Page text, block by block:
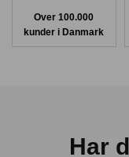
Over 100.000
kunder i Danmark
Har